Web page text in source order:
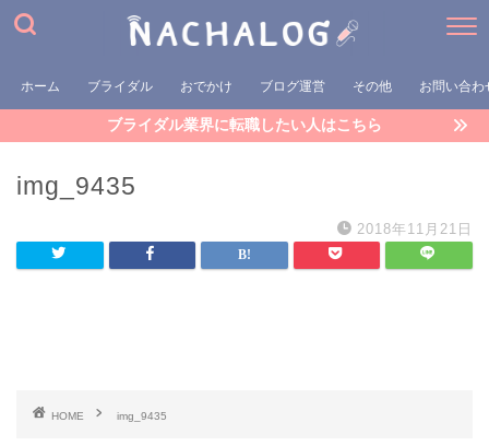
ホーム ブライダル おでかけ ブログ運営 その他 お問い合わ
ブライダル業界に転職したい人はこちら
img_9435
2018年11月21日
HOME img_9435